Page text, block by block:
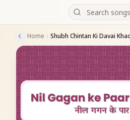
Home Shubh Chintan Ki Davai